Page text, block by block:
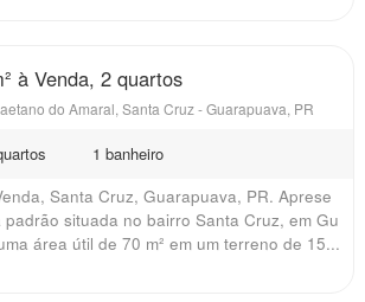
à Venda, 2 quartos
do Amaral, Santa Cruz - Guarapuava, PR
1 banheiro
Santa Cruz, Guarapuava, PR. Aprese
situada no bairro Santa Cruz, em Gu
área útil de 70 m² em um terreno de 15...